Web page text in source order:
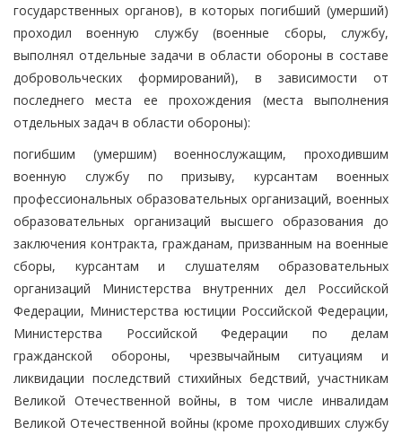
государственных органов), в которых погибший (умерший)
проходил военную службу (военные сборы, службу,
выполнял отдельные задачи в области обороны в составе
добровольческих формирований), в зависимости от
последнего места ее прохождения (места выполнения
отдельных задач в области обороны):
погибшим (умершим) военнослужащим, проходившим
военную службу по призыву, курсантам военных
профессиональных образовательных организаций, военных
образовательных организаций высшего образования до
заключения контракта, гражданам, призванным на военные
сборы, курсантам и слушателям образовательных
организаций Министерства внутренних дел Российской
Федерации, Министерства юстиции Российской Федерации,
Министерства Российской Федерации по делам
гражданской обороны, чрезвычайным ситуациям и
ликвидации последствий стихийных бедствий, участникам
Великой Отечественной войны, в том числе инвалидам
Великой Отечественной войны (кроме проходивших службу